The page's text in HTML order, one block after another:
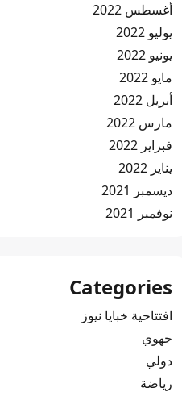
أغسطس 2022
يوليو 2022
يونيو 2022
مايو 2022
أبريل 2022
مارس 2022
فبراير 2022
يناير 2022
ديسمبر 2021
نوفمبر 2021
Categories
افتتاحية خبايا نيوز
جهوي
دولي
رياضة